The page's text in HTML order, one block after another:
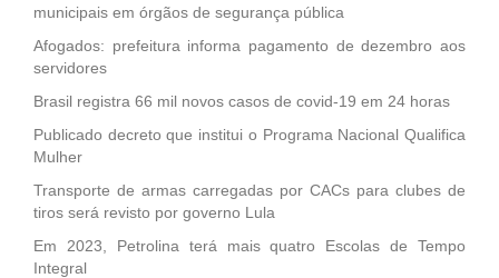
municipais em órgãos de segurança pública
Afogados: prefeitura informa pagamento de dezembro aos
servidores
Brasil registra 66 mil novos casos de covid-19 em 24 horas
Publicado decreto que institui o Programa Nacional Qualifica
Mulher
Transporte de armas carregadas por CACs para clubes de
tiros será revisto por governo Lula
Em 2023, Petrolina terá mais quatro Escolas de Tempo
Integral